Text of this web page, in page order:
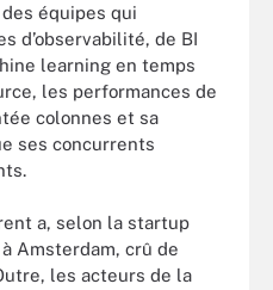
équipes qui
d’observabilité, de BI
learning en temps
les performances de
colonnes et sa
ses concurrents
a, selon la startup
Amsterdam, crû de
les acteurs de la